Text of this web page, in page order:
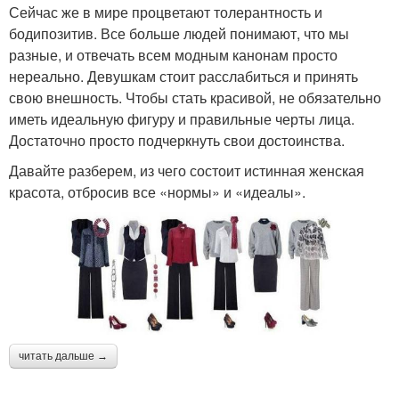
Сейчас же в мире процветают толерантность и
бодипозитив. Все больше людей понимают, что мы
разные, и отвечать всем модным канонам просто
нереально. Девушкам стоит расслабиться и принять
свою внешность. Чтобы стать красивой, не обязательно
иметь идеальную фигуру и правильные черты лица.
Достаточно просто подчеркнуть свои достоинства.
Давайте разберем, из чего состоит истинная женская
красота, отбросив все «нормы» и «идеалы».
читать дальше →